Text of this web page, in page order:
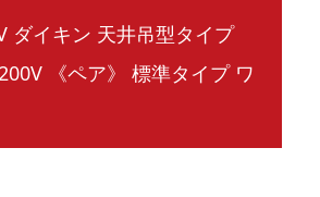
ダイキン 天井吊型タイプ
《ペア》 標準タイプ ワ